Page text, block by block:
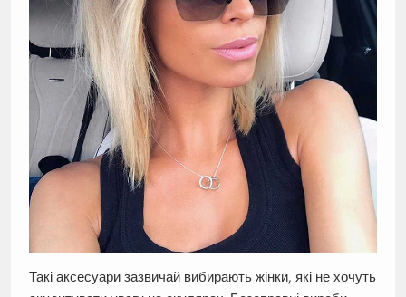
Такі аксесуари зазвичай вибирають жінки, які не хочуть